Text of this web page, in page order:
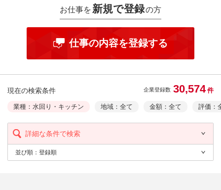
お仕事を 新規で登録の方
仕事の内容を登録する
現在の検索条件 企業登録数 30,574 件
業種：水回り・キッチン 地域：全て 金額：全て 評価：
詳細な条件で検索
並び順： 登録順